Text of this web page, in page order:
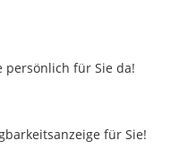
persönlich für Sie da!
für Sie!